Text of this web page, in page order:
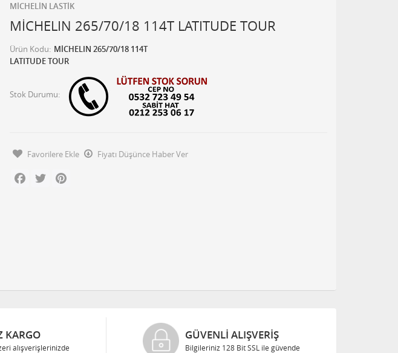
MİCHELİN LASTİK
MİCHELIN 265/70/18 114T LATITUDE TOUR
Ürün Kodu MİCHELIN 265/70/18 114T
LATITUDE TOUR
Stok Durumu
Favorilere Ekle
Fiyatı Düşünce Haber Ver
Facebook
Twitter
KARGO
alışverişlerinizde
GÜVENLI ALIŞVERIŞ
Bilgileriniz 128 Bit SSL ile güvende